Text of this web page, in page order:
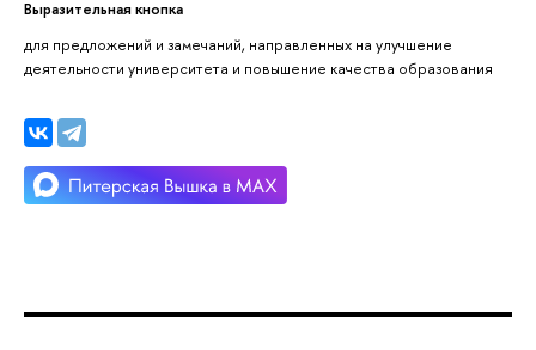
Выразительная кнопка
для предложений и замечаний, направленных на улучшение
деятельности университета и повышение качества образования